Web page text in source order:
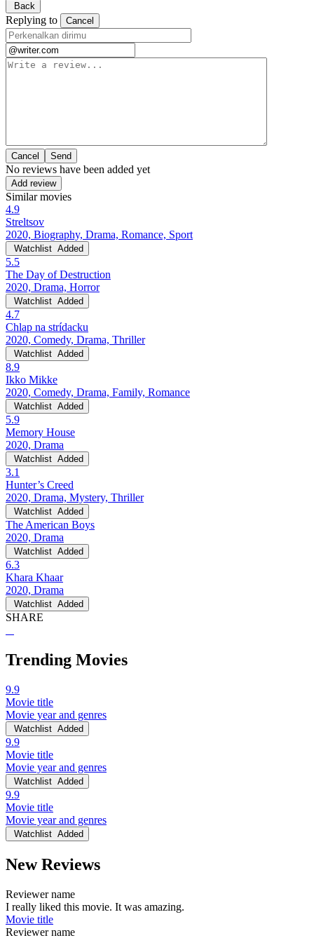
Back
Replying to Cancel
Cancel
No reviews have been added yet
Add review
Similar movies
4.9
Streltsov
2020, Biography, Drama, Romance, Sport
Watchlist Added
5.5
The Day of Destruction
2020, Drama, Horror
Watchlist Added
4.7
Chlap na strídacku
2020, Comedy, Drama, Thriller
Watchlist Added
8.9
Ikko Mikke
2020, Comedy, Drama, Family, Romance
Watchlist Added
5.9
Memory House
2020, Drama
Watchlist Added
3.1
Hunter’s Creed
2020, Drama, Mystery, Thriller
Watchlist Added
The American Boys
2020, Drama
Watchlist Added
6.3
Khara Khaar
2020, Drama
Watchlist Added
SHARE
Trending Movies
9.9
Movie title
Movie year and genres
Watchlist Added
9.9
Movie title
Movie year and genres
Watchlist Added
9.9
Movie title
Movie year and genres
Watchlist Added
New Reviews
Reviewer name
I really liked this movie. It was amazing.
Movie title
Reviewer name